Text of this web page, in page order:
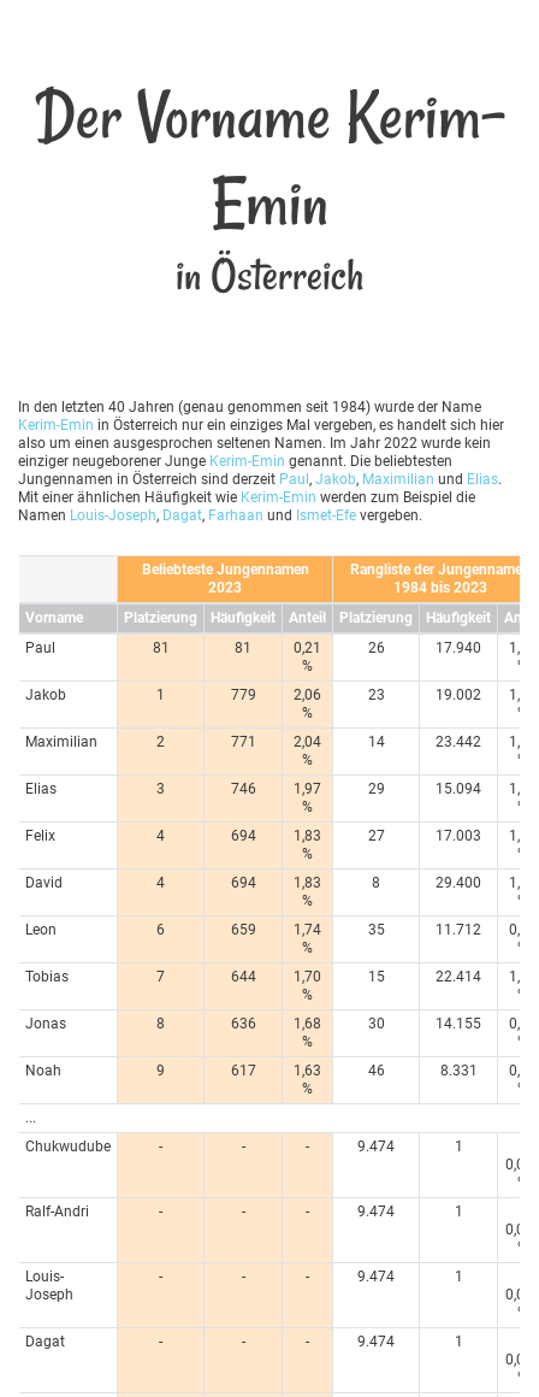
Der Vorname Kerim-
Emin
in Österreich
In den letzten 40 Jahren (genau genommen seit 1984) wurde der Name
Kerim-Emin in Österreich nur ein einziges Mal vergeben, es handelt sich hier
also um einen ausgesprochen seltenen Namen. Im Jahr 2022 wurde kein
einziger neugeborener Junge Kerim-Emin genannt. Die beliebtesten
Jungennamen in Österreich sind derzeit Paul , Jakob, Maximilian und Elias.
Mit einer ähnlichen Häufigkeit wie Kerim-Emin werden zum Beispiel die
Namen Louis-Joseph, Dagat, Farhaan und Ismet-Efe vergeben.
Beliebteste Jungennamen
2023
Rangliste der Jungennamen
1984 bis 2023
Vorname
Platzierung Häufigkeit Anteil Platzierung Häufigkeit
Paul
81 81
0,21
%
26 17.940
1,20
%
Jakob
1 779
2,06
%
23 19.002
1,27
%
Maximilian
2 771
2,04
%
14 23.442
1,57
%
Elias
3 746
1,97
%
29 15.094
1,01
%
Felix
4 694
1,83
%
27 17.003
1,14
%
David
4 694
1,83
%
8 29.400
1,96
%
Leon
6 659
1,74
%
35 11.712
0,78
%
Tobias
7 644
1,70
%
15 22.414
1,50
%
Jonas
8 636
1,68
%
30 14.155
0,95
%
Noah
9 617
1,63
%
46 8.331
0,56
%
...
Chukwudube
- - - 9.474 1
%
Ralf-Andri
- - - 9.474 1
%
Louis-
Joseph
- - - 9.474 1
%
Dagat
- - - 9.474 1
%